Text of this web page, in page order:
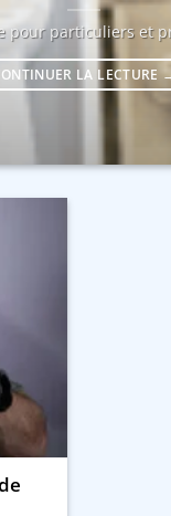
particuliers et
LA LECTURE